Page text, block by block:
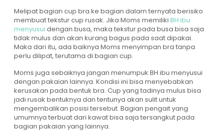
Melipat bagian cup bra ke bagian dalam ternyata berisiko
membuat tekstur cup rusak. Jika Moms memiliki BH ibu
menyusui dengan busa, maka tekstur pada busa bisa saja
tidak mulus dan akan kurang bagus pada saat dipakai.
Maka dari itu, ada baiknya Moms menyimpan bra tanpa
perlu dilipat, terutama di bagian cup.
Moms juga sebaiknya jangan menumpuk BH ibu menyusui
dengan pakaian lainnya. Kondisi ini bisa menyebabkan
kerusakan pada bentuk bra. Cup yang tadinya mulus bisa
jadi rusak bentuknya dan tentunya akan sulit untuk
mengembalikan posisi tersebut. Bagian pengait yang
umumnya terbuat dari kawat bisa saja tersangkut pada
bagian pakaian yang lainnya.